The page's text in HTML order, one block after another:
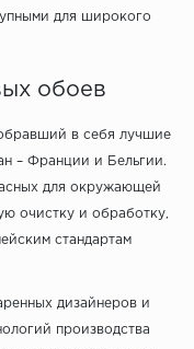
для широкого
обоев
в себя лучшие
– Франции и Бельгии.
для окружающей
очистку и обработку,
стандартам
дизайнеров и
производства